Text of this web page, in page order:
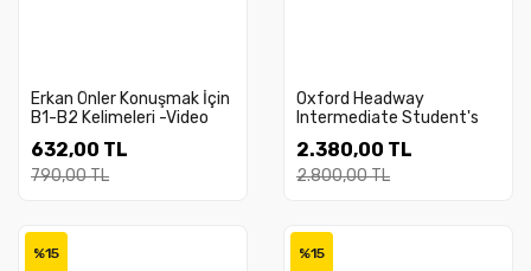
Erkan Önler Konuşmak İçin
B1-B2 Kelimeleri -Video
632,00 TL
790,00 TL
Oxford Headway
Intermediate Student's
2.380,00 TL
2.800,00 TL
%15 %15